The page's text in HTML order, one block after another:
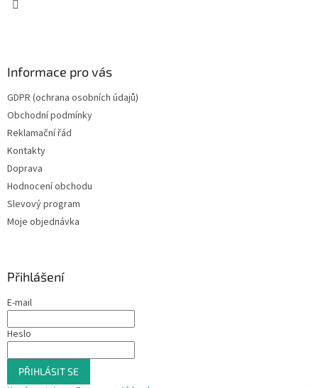
Informace pro vás
GDPR (ochrana osobních údajů)
Obchodní podmínky
Reklamační řád
Kontakty
Doprava
Hodnocení obchodu
Slevový program
Moje objednávka
Přihlášení
E-mail
Heslo
PŘIHLÁSIT SE